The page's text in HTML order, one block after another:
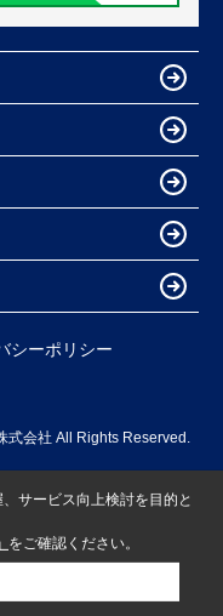
シーポリシー
式会社 All Rights Reserved.
サービス向上検討を目的と
をご確認ください。